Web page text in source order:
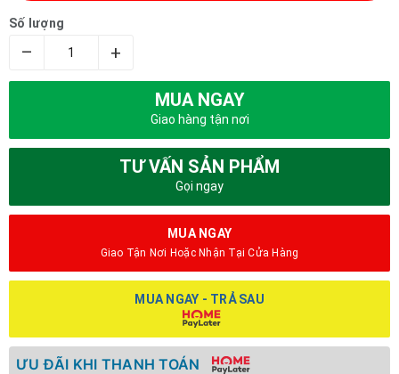
Số lượng
– +
MUA NGAY
Giao hàng tận nơi
TƯ VẤN SẢN PHẨM
Gọi ngay
MUA NGAY
Giao Tận Nơi Hoặc Nhận Tại Cửa Hàng
MUA NGAY - TRẢ SAU
ƯU ĐÃI KHI THANH TOÁN